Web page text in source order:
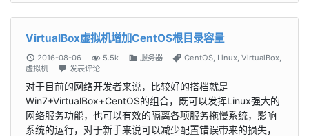
VirtualBox虚拟机增加CentOS根目录容量
2016-08-06 5.5k 服务器 CentOS Linux VirtualBox
虚拟机
发表评论
对于目前的网络开发者来说，比较好的搭档就是
Win7+VirtualBox+CentOS的组合，既可以发挥Linux强大的
网络服务功能，也可以有效的隔离各项服务拖慢系统，影响
系统的运行，对于新手来说可以减少配置错误带来的损失，